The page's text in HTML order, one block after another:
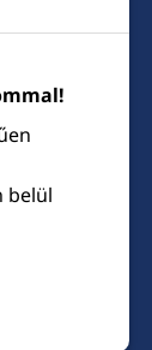
belül